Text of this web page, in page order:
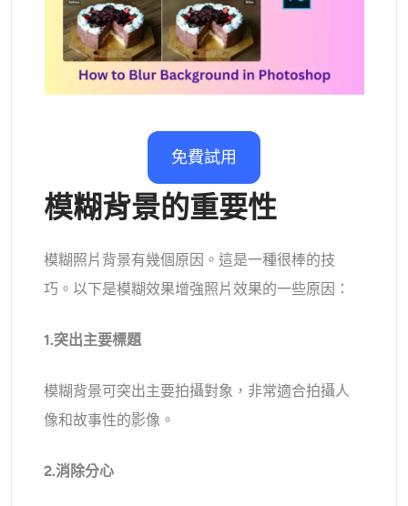
AI重新著色
AI 風格圖片生成器
AI寶貝
AI濾鏡
爆頭生成器專業版
免費試用
模糊背景的重要性
模糊照片背景有幾個原因。這是一種很棒的技
巧。以下是模糊效果增強照片效果的一些原因：
1.突出主要標題
模糊背景可突出主要拍攝對象，非常適合拍攝人
像和故事性的影像。
2.消除分心